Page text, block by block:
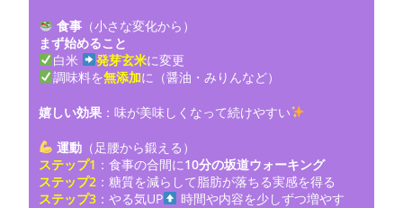
食事 （小さな変化から）
まず始めること
白米
発芽玄米に変更
調味料を無添加に（醤油・みりんなど）
嬉しい効果 ：味が美味しくなって続けやすい
運動 （足腰から鍛える）
ステップ1 ：食事の合間に10分の坂道ウォーキング
ステップ2 ：糖質を減らして脂肪が落ちる実感を得る
ステップ3 ：やる気UP 時間や内容を少しずつ増やす